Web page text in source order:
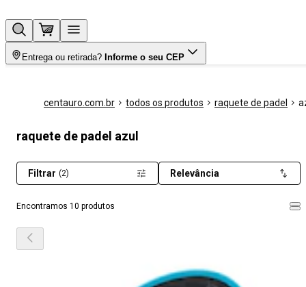
Entrega ou retirada? Informe o seu CEP
centauro.com.br todos os produtos raquete de padel
raquete de padel azul
Encontramos 10 produtos
Filtrar (2) Relevância